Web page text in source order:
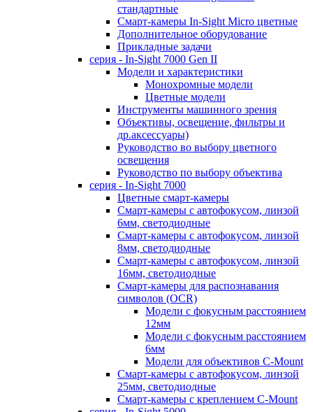
cтандартные
Cмарт-камеры In-Sight Micro цветные
Дополнительное оборудование
Прикладные задачи
cерия - In-Sight 7000 Gen II
Модели и характеристики
Монохромные модели
Цветные модели
Инструменты машинного зрения
Объективы, освещение, фильтры и
др.аксессуары)
Руководство во выбору цветного
освещения
Руководство по выбору объектива
серия - In-Sight 7000
Цветные смарт-камеры
Смарт-камеры с автофокусом, линзой
6мм, светодиодные
Смарт-камеры с автофокусом, линзой
8мм, светодиодные
Смарт-камеры с автофокусом, линзой
16мм, светодиодные
Смарт-камеры для распознавания
символов (OCR)
Модели с фокусным расстоянием
12мм
Модели с фокусным расстоянием
6мм
Модели для объективов C-Mount
Смарт-камеры с автофокусом, линзой
25мм, светодиодные
Смарт-камеры с креплением C-Mount